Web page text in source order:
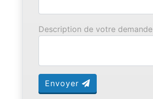
Description de votre demande
Envoyer